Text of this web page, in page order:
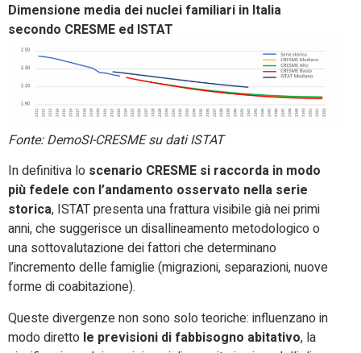
Dimensione media dei nuclei familiari in Italia
secondo CRESME ed ISTAT
Fonte: DemoSI-CRESME su dati ISTAT
In definitiva lo scenario CRESME si raccorda in modo
più fedele con l’andamento osservato nella serie
storica, ISTAT presenta una frattura visibile già nei primi
anni, che suggerisce un disallineamento metodologico o
una sottovalutazione dei fattori che determinano
l’incremento delle famiglie (migrazioni, separazioni, nuove
forme di coabitazione).
Queste divergenze non sono solo teoriche: influenzano in
modo diretto le previsioni di fabbisogno abitativo, la